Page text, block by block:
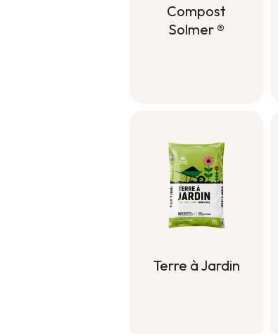
Compost
Solmer ®
Terre à Jardin